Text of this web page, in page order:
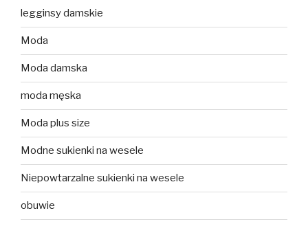
legginsy damskie
Moda
Moda damska
moda męska
Moda plus size
Modne sukienki na wesele
Niepowtarzalne sukienki na wesele
obuwie